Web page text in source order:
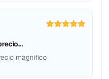
magnifico